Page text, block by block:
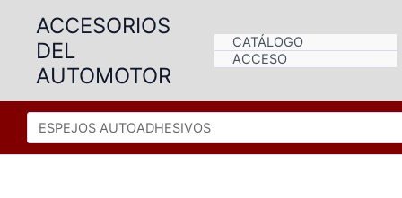
contenido
ACCESORIOS
DEL
AUTOMOTOR
CATÁLOGO
ACCESO